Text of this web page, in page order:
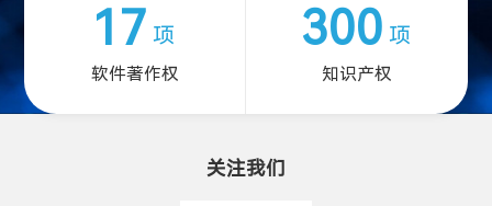
17 项
软件著作权
300 项
知识产权
关注我们